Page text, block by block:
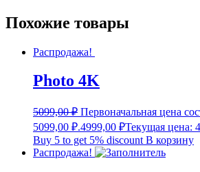
Похожие товары
Распродажа!
Photo 4K
5099,00₽ Первоначальная цена
5099,00 ₽.4999,00 ₽Текущая цена:
Buy 5 to get 5% discount В корзину
Распродажа!